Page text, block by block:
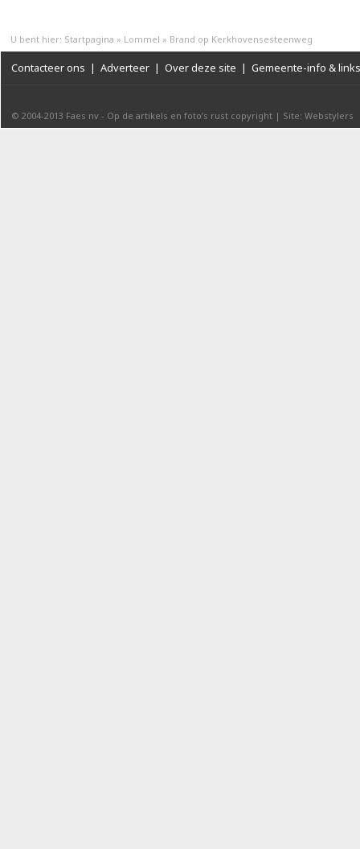
U bent hier: Startpagina » Lommel » Brand op Kerkhovensesteenweg
Contacteer ons | Adverteer | Over deze site | Gemeente-info & links
© 2004-2013 Faes nv - Op de artikels en foto’s rust copyright | Site: Webstylers